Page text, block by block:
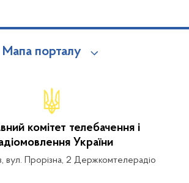
Мапа порталу
комітет телебачення і
України
вул. Прорізна, 2 Держкомтелерадіо